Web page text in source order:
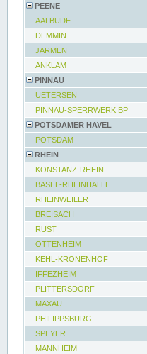
PEENE
AALBUDE
DEMMIN
JARMEN
ANKLAM
PINNAU
UETERSEN
PINNAU-SPERRWERK BP
POTSDAMER HAVEL
POTSDAM
RHEIN
KONSTANZ-RHEIN
BASEL-RHEINHALLE
RHEINWEILER
BREISACH
RUST
OTTENHEIM
KEHL-KRONENHOF
IFFEZHEIM
PLITTERSDORF
MAXAU
PHILIPPSBURG
SPEYER
MANNHEIM